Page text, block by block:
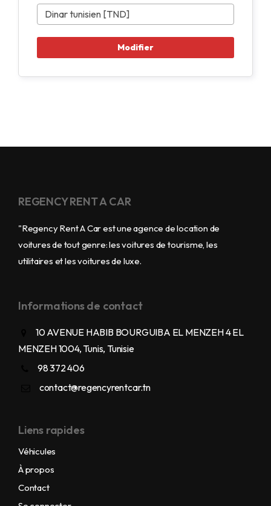
REGENCY RENT A CAR
"Regency Rent A Car est une agence de location de
voitures de tout genre: les voitures de tourisme, les
utilitaires et les voitures de luxe.
Informations de contact
10 AVENUE HABIB BOURGUIBA EL MENZEH 4 EL
MENZEH 1004, Tunis, Tunisie
98 372 406
contact@regencyrentcar.tn
Liens rapides
Véhicules
À propos
Contact